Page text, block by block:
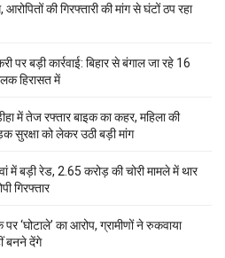
की गिरफ्तारी की मांग से घंटों ठप रहा
बड़ी कार्रवाई: बिहार से बंगाल जा रहे 16
हिरासत में
में तेज रफ्तार बाइक का कहर, महिला की
सुरक्षा को लेकर उठी बड़ी मांग
में बड़ी रेड, 2.65 करोड़ की चोरी मामले में थार
गिरफ्तार
का आरोप, ग्रामीणों ने रुकवाया
बनने देंगे